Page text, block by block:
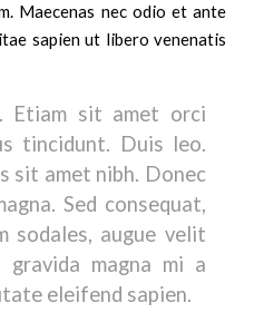
Maecenas nec odio et ante
sapien ut libero venenatis
Etiam sit amet orci
tincidunt. Duis leo.
sit amet nibh. Donec
Sed consequat,
sodales, augue velit
gravida magna mi a
eleifend sapien.